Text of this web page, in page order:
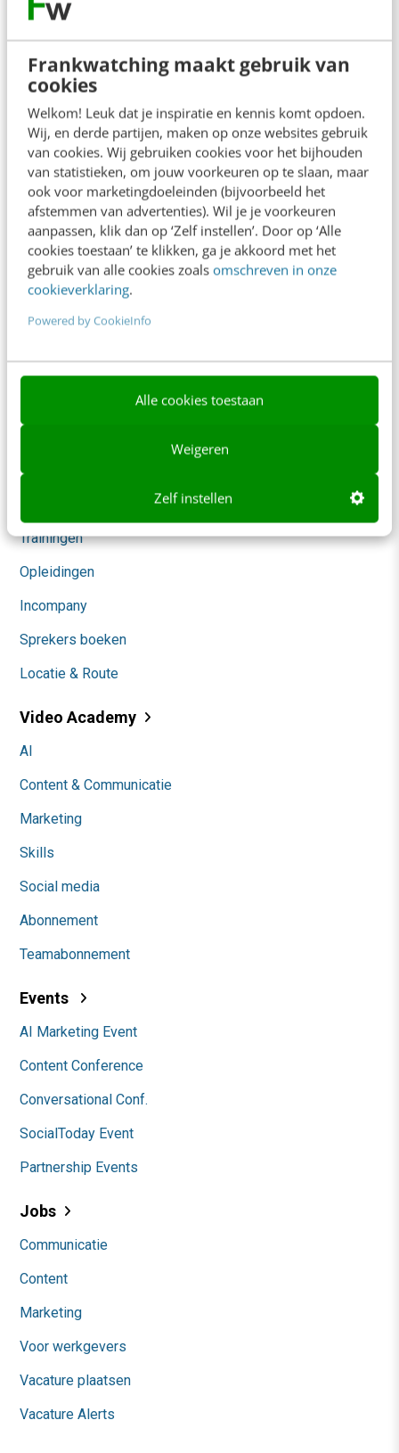
Frankwatching maakt gebruik van
cookies
Welkom! Leuk dat je inspiratie en kennis komt opdoen.
Wij, en derde partijen, maken op onze websites gebruik
van cookies. Wij gebruiken cookies voor het bijhouden
van statistieken, om jouw voorkeuren op te slaan, maar
ook voor marketingdoeleinden (bijvoorbeeld het
afstemmen van advertenties). Wil je je voorkeuren
aanpassen, klik dan op ‘Zelf instellen’. Door op ‘Alle
cookies toestaan’ te klikken, ga je akkoord met het
gebruik van alle cookies zoals omschreven in onze
cookieverklaring.
Powered by CookieInfo
Alle cookies toestaan
Weigeren
Zelf instellen
Over ons
Ons team
Werken bij
Whitepapers
Blog
AI & Tech
Content & Communicatie
Klantcontact & CX
Marketing
Social
Themanieuwsbrieven
Agenda
Trainingen
Opleidingen
Incompany
Sprekers boeken
Locatie & Route
Video Academy
AI
Content & Communicatie
Marketing
Skills
Social media
Abonnement
Teamabonnement
Events
AI Marketing Event
Content Conference
Conversational Conf.
SocialToday Event
Partnership Events
Jobs
Communicatie
Content
Marketing
Voor werkgevers
Vacature plaatsen
Vacature Alerts